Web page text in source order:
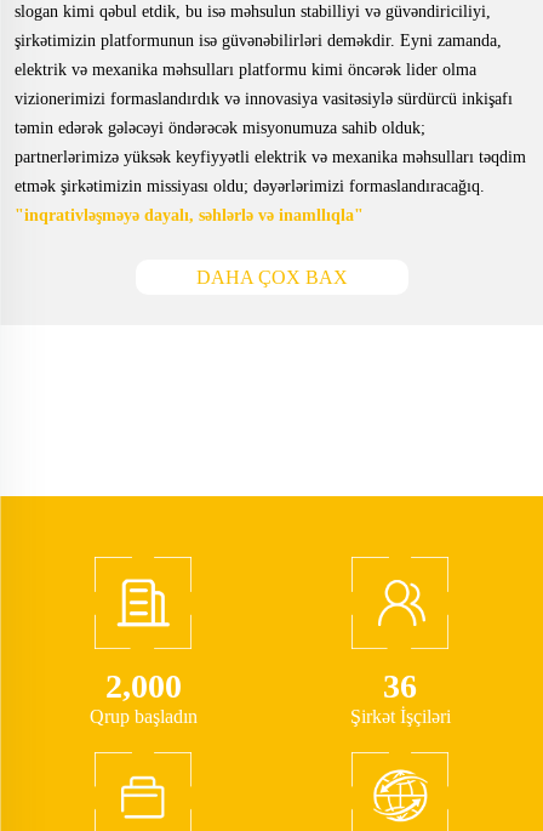
slogan kimi qəbul etdik, bu isə məhsulun stabilliyi və güvəndiriciliyi,
şirkətimizin platformunun isə güvənəbilirləri deməkdir. Eyni zamanda,
elektrik və mexanika məhsulları platformu kimi öncərək lider olma
vizionerimizi formaslandırdık və innovasiya vasitəsiylə sürdürcü inkişafı
təmin edərək gələcəyi öndərəcək misyonumuza sahib olduk;
partnerlərimizə yüksək keyfiyyətli elektrik və mexanika məhsulları təqdim
etmək şirkətimizin missiyası oldu; dəyərlərimizi formaslandıracağıq.
"inqrativləşməyə dayalı, səhlərlə və inamllıqla"
DAHA ÇOX BAX
2,000
Qrup başladın
36
Şirkət İşçiləri